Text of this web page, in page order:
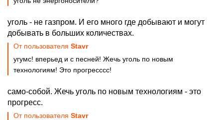
уголь - не газпром. И его много где добывают и могут
добывать в больших количествах.
От пользователя Stavr
угумс! вперьед и с песней! Жечь уголь по новым
технологиям! Это прогресссс!
само-собой. Жечь уголь по новым технологиям - это
прогресс.
От пользователя Stavr